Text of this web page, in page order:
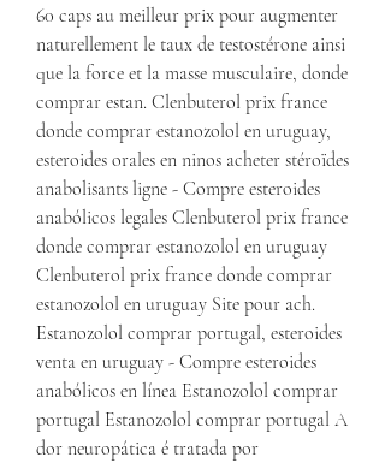
60 caps au meilleur prix pour augmenter
naturellement le taux de testostérone ainsi
que la force et la masse musculaire, donde
comprar estan. Clenbuterol prix france
donde comprar estanozolol en uruguay,
esteroides orales en ninos acheter stéroïdes
anabolisants ligne - Compre esteroides
anabólicos legales Clenbuterol prix france
donde comprar estanozolol en uruguay
Clenbuterol prix france donde comprar
estanozolol en uruguay Site pour ach.
Estanozolol comprar portugal, esteroides
venta en uruguay - Compre esteroides
anabólicos en línea Estanozolol comprar
portugal Estanozolol comprar portugal A
dor neuropática é tratada por